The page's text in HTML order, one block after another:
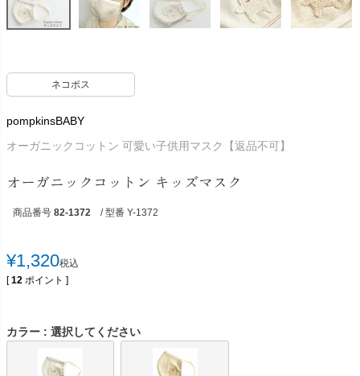
ネコポス
pompkinsBABY
オーガニックコットン 可愛い子供用マスク【返品不可】
オーガニックコットン キッズマスク
商品番号 82-1372 / 型番 Y-1372
¥1,320税込
[ 12 ポイント ]
カラー 選択してください